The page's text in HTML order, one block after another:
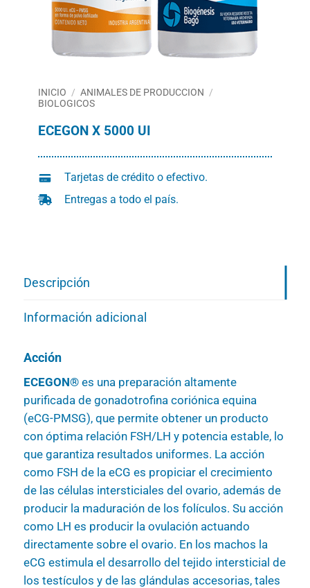
INICIO / ANIMALES DE PRODUCCION /
BIOLOGICOS
ECEGON X 5000 UI
Tarjetas de crédito o efectivo.
Entregas a todo el país.
Descripción
Información adicional
Acción
ECEGON®es una preparación altamente
purificada de gonadotrofina coriónica equina
(eCG-PMSG), que permite obtener un producto
con óptima relación FSH/LH y potencia estable, lo
que garantiza resultados uniformes. La acción
como FSH de la eCG es propiciar el crecimiento
de las células intersticiales del ovario, además de
producir la maduración de los folículos. Su acción
como LH es producir la ovulación actuando
directamente sobre el ovario. En los machos la
eCG estimula el desarrollo del tejido intersticial de
los testículos y de las glándulas accesorias, tales